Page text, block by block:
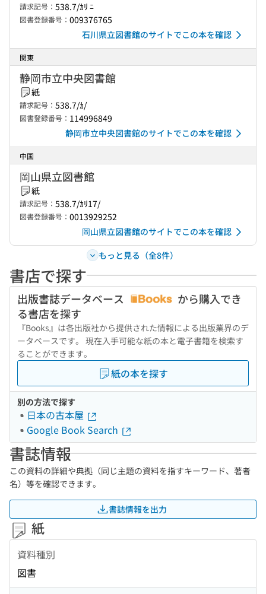
請求記号： 538.7/ｶﾘ ﾆ
図書登録番号： 009376765
石川県立図書館のサイトでこの本を確認
関東
静岡市立中央図書館
紙
請求記号： 538.7/ｶ/
図書登録番号： 114996849
静岡市立中央図書館のサイトでこの本を確認
中国
岡山県立図書館
紙
請求記号： 538.7/ｶﾘ17/
図書登録番号： 0013929252
岡山県立図書館のサイトでこの本を確認
もっと見る（全8件）
書店で探す
出版書誌データベース
から購入でき
る書店を探す
『Books』は各出版社から提供された情報による出版業界のデ
ータベースです。 現在入手可能な紙の本と電子書籍を検索す
ることができます。
紙の本を探す
別の方法で探す
日本の古本屋
Google Book Search
書誌情報
この資料の詳細や典拠（同じ主題の資料を指すキーワード、著者
名）等を確認できます。
書誌情報を出力
紙
資料種別
図書